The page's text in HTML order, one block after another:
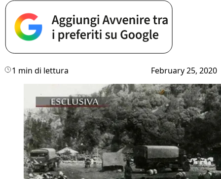
1 min di lettura February 25, 2020